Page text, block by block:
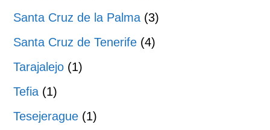
Santa Cruz de la Palma (3)
Santa Cruz de Tenerife (4)
Tarajalejo (1)
Tefia (1)
Tesejerague (1)